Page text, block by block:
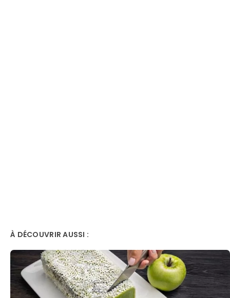
À DÉCOUVRIR AUSSI :